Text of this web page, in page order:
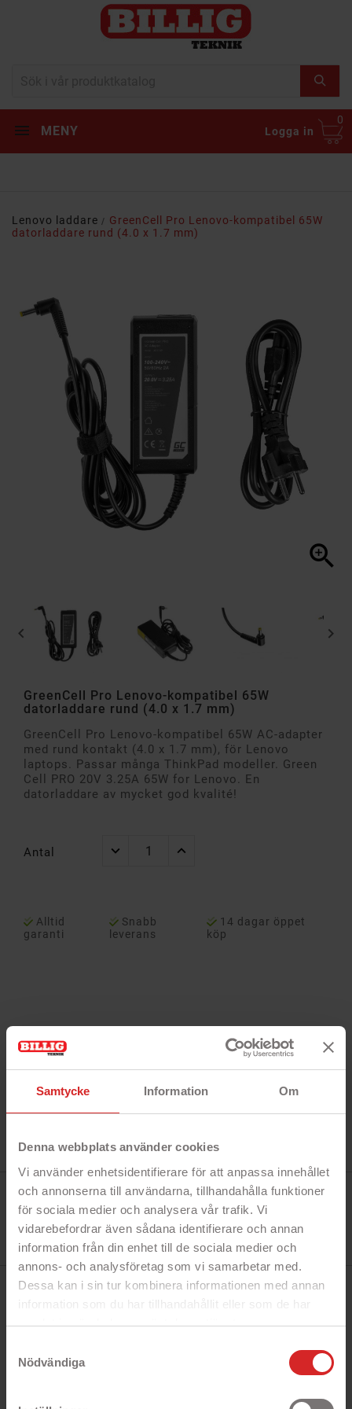
Samtycke Information Om
Denna webbplats använder cookies
Vi använder enhetsidentifierare för att anpassa innehållet
och annonserna till användarna, tillhandahålla funktioner
för sociala medier och analysera vår trafik. Vi
vidarebefordrar även sådana identifierare och annan
information från din enhet till de sociala medier och
annons- och analysföretag som vi samarbetar med.
Dessa kan i sin tur kombinera informationen med annan
information som du har tillhandahållit eller som de har
samlat in när du har använt deras tjänster.
Nödvändiga
MENY Logga in
0
Lenovo laddare
GreenCell Pro Lenovo-kompatibel 65W
datorladdare rund (4.0 x 1.7 mm)

 
GreenCell Pro Lenovo-kompatibel 65W
datorladdare rund (4.0 x 1.7 mm)
GreenCell Pro Lenovo-kompatibel 65W AC-adapter
med rund kontakt (4.0 x 1.7 mm), för Lenovo
laptops. Passar många ThinkPad modeller. Green
Cell PRO 20V 3.25A 65W for Lenovo. En
datorladdare av mycket god kvalité!
Antal
Alltid
garanti
Snabb
leverans
14 dagar öppet
köp
Tillverkare:
Referens:
AD123P
I lager
4 objekt
BESKRIVNING